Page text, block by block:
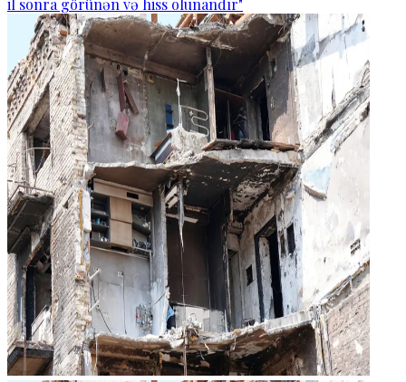
il sonra görünən və hiss olunandır"